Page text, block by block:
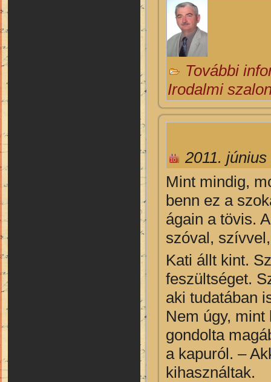
További
Irodalmi
2011.
Mint mindig,
benn ez a
ágain a tövis.
szóval,
Kati állt kint.
feszültséget.
aki tudatában
Nem úgy,
gondolta
a kapuról. –
kihasználtak.